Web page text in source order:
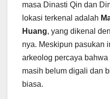
masa Dinasti Qin dan
lokasi terkenal adalah
Huang, yang dikenal
nya. Meskipun pasukan
arkeolog percaya
masih belum digali dan
biasa.